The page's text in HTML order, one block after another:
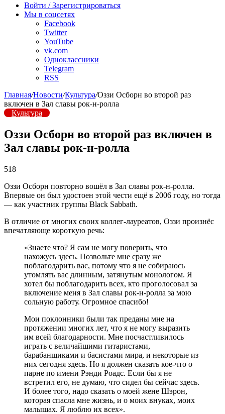
радио
Войти / Зарегистрироваться
Мы в соцсетях
Facebook
Twitter
YouTube
vk.com
Одноклассники
Telegram
RSS
Главная/Новости/Культура/Оззи Осборн во второй раз
включен в Зал славы рок-н-ролла
Культура
Оззи Осборн во второй раз включен в
Зал славы рок-н-ролла
518
Оззи Осборн повторно вошёл в Зал славы рок-н-ролла.
Впервые он был удостоен этой чести ещё в 2006 году, но тогда
— как участник группы Black Sabbath.
В отличие от многих своих коллег-лауреатов, Оззи произнёс
впечатляюще короткую речь:
«Знаете что? Я сам не могу поверить, что
нахожусь здесь. Позвольте мне сразу же
поблагодарить вас, потому что я не собираюсь
утомлять вас длинным, затянутым монологом. Я
хотел бы поблагодарить всех, кто проголосовал за
включение меня в Зал славы рок-н-ролла за мою
сольную работу. Огромное спасибо!
Мои поклонники были так преданы мне на
протяжении многих лет, что я не могу выразить
им всей благодарности. Мне посчастливилось
играть с величайшими гитаристами,
барабанщиками и басистами мира, и некоторые из
них сегодня здесь. Но я должен сказать кое-что о
парне по имени Рэнди Роадс. Если бы я не
встретил его, не думаю, что сидел бы сейчас здесь.
И более того, надо сказать о моей жене Шэрон,
которая спасла мне жизнь, и о моих внуках, моих
малышах. Я люблю их всех».